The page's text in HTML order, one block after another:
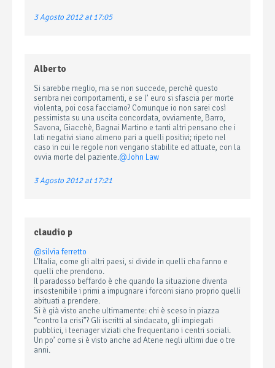
3 Agosto 2012 at 17:05
Alberto
Si sarebbe meglio, ma se non succede, perchè questo
sembra nei comportamenti, e se l’ euro si sfascia per morte
violenta, poi cosa facciamo? Comunque io non sarei così
pessimista su una uscita concordata, ovviamente, Barro,
Savona, Giacchè, Bagnai Martino e tanti altri pensano che i
lati negativi siano almeno pari a quelli positivi; ripeto nel
caso in cui le regole non vengano stabilite ed attuate, con la
ovvia morte del paziente.@John Law
3 Agosto 2012 at 17:21
claudio p
@silvia ferretto
L’Italia, come gli altri paesi, si divide in quelli cha fanno e
quelli che prendono.
Il paradosso beffardo è che quando la situazione diventa
insostenibile i primi a impugnare i forconi siano proprio quelli
abituati a prendere.
Si è già visto anche ultimamente: chi è sceso in piazza
“contro la crisi”? Gli iscritti al sindacato, gli impiegati
pubblici, i teenager viziati che frequentano i centri sociali.
Un po’ come si è visto anche ad Atene negli ultimi due o tre
anni.